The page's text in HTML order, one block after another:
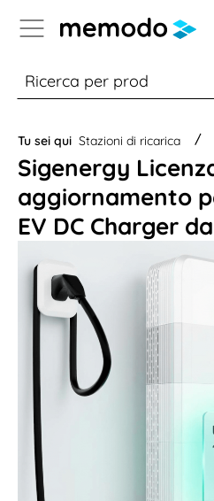
Skip to B2B platform navigation
% Sale Moduli
Tu sei qui Stazioni di ricarica
Sigenergy
aggiornamento
EV DC Charger